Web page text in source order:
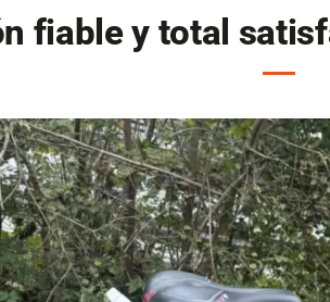
fiable y total